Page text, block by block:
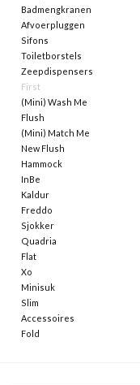
Badmengkranen
Afvoerpluggen
Sifons
Toiletborstels
Zeepdispensers
First
(Mini) Wash Me
Flush
(Mini) Match Me
New Flush
Hammock
InBe
Kaldur
Freddo
Sjokker
Quadria
Flat
Xo
Minisuk
Slim
Accessoires
Fold